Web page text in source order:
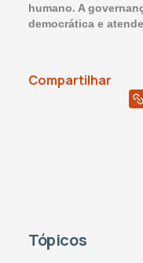
humano. A
democrática e
Compartilhar
Tópicos